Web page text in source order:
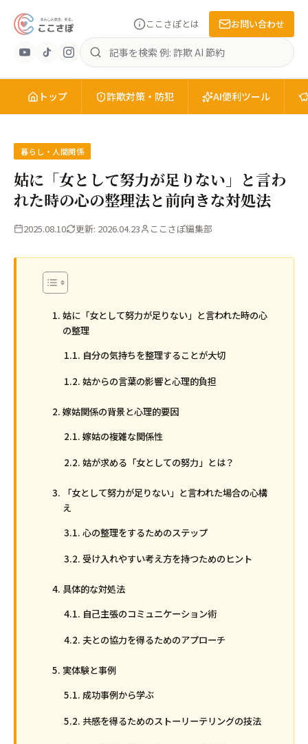
あ
ん
ん
全
知
る。
こ
こ
さ
ぽ
記
事
を
索
ここさぽとは お問い合わせ
トップ 詐欺対策・防犯 AI便利ツール
暮らし・人間関係
姑に「女として努力が足りない」と言わ
れた時の心の整理法と前向きな対処法
2025.08.10 更新: 2026.04.23 ここさぽ編集部
姑に「女として努力が足りない」と言われた時の心
の整理
自分の気持ちを整理することが大切
姑からの言葉の影響と心理的負担
嫁姑関係の背景と心理的要因
嫁姑の複雑な関係性
姑が求める「女としての努力」とは？
「女として努力が足りない」と言われた場合の心構
え
心の整理をするためのステップ
受け入れやすい考え方を持つためのヒント
具体的な対処法
自己主張のコミュニケーション術
夫との協力を得るためのアプローチ
実体験と事例
成功事例から学ぶ
共感を得るためのストーリーテリングの技法